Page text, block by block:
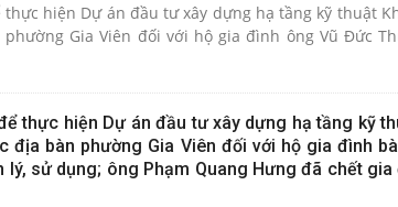
hiện Dự án đầu tư xây dựng hạ tầng kỹ thuật
Gia Viên đối với hộ gia đình ông Vũ Đức
thực hiện Dự án đầu tư xây dựng hạ tầng kỹ
địa bàn phường Gia Viên đối với hộ gia đình
lý, sử dụng; ông Phạm Quang Hưng đã chết